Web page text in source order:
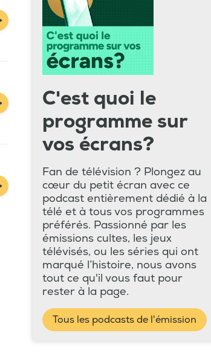
C'est quoi le
programme sur
vos écrans?
Fan de télévision ? Plongez au
cœur du petit écran avec ce
podcast entièrement dédié à la
télé et à tous vos programmes
préférés. Passionné par les
émissions cultes, les jeux
télévisés, ou les séries qui ont
marqué l’histoire, nous avons
tout ce qu'il vous faut pour
rester à la page.
Tous les podcasts de l'émission